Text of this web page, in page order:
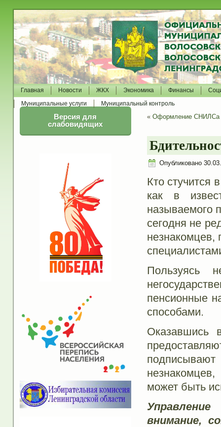
Главная Новости ЖКХ Экономика Финансы
Муниципальные услуги
Муниципальный контроль
Версия для
слабовидящих
« Оформление СНИЛСа
Опубликовано
Кто стучится
как в
называемого
сегодня не
Пользуясь
пенсионные
способами.
Оказавшись
может быть
внимание,